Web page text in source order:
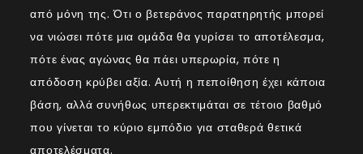
από μόνη της. Ότι ο βετεράνος παρατηρητής μπορεί
να νιώσει πότε μια ομάδα θα γυρίσει το αποτέλεσμα,
πότε ένας αγώνας θα πάει υπερωρία, πότε η
απόδοση κρύβει αξία. Αυτή η πεποίθηση έχει κάποια
βάση, αλλά συνήθως υπερεκτιμάται σε τέτοιο βαθμό
που γίνεται το κύριο εμπόδιο για σταθερά θετικά
αποτελέσματα.